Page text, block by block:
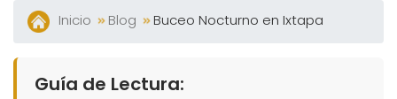
Inicio Blog Buceo Nocturno en Ixtapa
Guía de Lectura: